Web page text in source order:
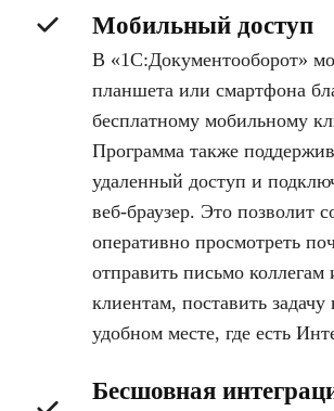
Мобильный доступ
В «1С:Документооборот»
планшета или смартфона
бесплатному мобильному
Программа также
удаленный доступ и
веб-браузер. Это позволит
оперативно просмотреть
отправить письмо коллегам
клиентам, поставить
удобном месте, где есть
Бесшовная